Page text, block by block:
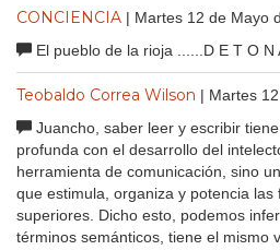
CONCIENCIA | Martes 12 de Mayo
El pueblo de la rioja ......D E T O N
Teobaldo Correa Wilson | Martes
Juancho, saber leer y escribir
profunda con el desarrollo del
herramienta de comunicación, sino
que estimula, organiza y potencia las
superiores. Dicho esto, podemos
términos semánticos, tiene el mismo